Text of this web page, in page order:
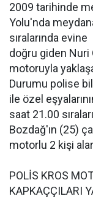
2009 tarihinde
Yolu'nda
sıralarında evine
doğru giden Nuri
motoruyla
Durumu polise
ile özel
saat 21.00
Bozdağ'ın (25)
motorlu 2 kişi
POLİS KROS
KAPKAÇÇILARI